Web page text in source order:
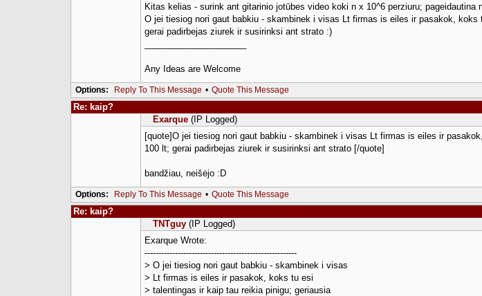
Kitas kelias - surink ant gitarinio jotūbes video koki n x 10^6 perziuru;
O jei tiesiog nori gaut babkiu - skambinek i visas Lt firmas is eiles ir pasakok,
gerai padirbejas ziurek ir susirinksi ant strato :)
Any Ideas are Welcome
Options: Reply To This Message • Quote This Message
Re: kaip?
Exarque (IP Logged)
[quote]O jei tiesiog nori gaut babkiu - skambinek i visas Lt firmas is eiles ir
100 lt; gerai padirbejas ziurek ir susirinksi ant strato [/quote]
bandžiau, neišėjo :D
Options: Reply To This Message • Quote This Message
Re: kaip?
TNTguy (IP Logged)
Exarque Wrote:
-------------------------------------------------------
> O jei tiesiog nori gaut babkiu - skambinek i visas
> Lt firmas is eiles ir pasakok, koks tu esi
> talentingas ir kaip tau reikia pinigu; geriausia